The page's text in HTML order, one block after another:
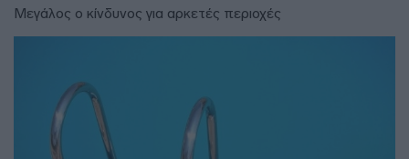
Μεγάλος ο κίνδυνος για αρκετές περιοχές